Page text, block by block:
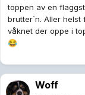
toppen av en
brutter`n. Aller helst
våknet der oppe i
😂
Woff